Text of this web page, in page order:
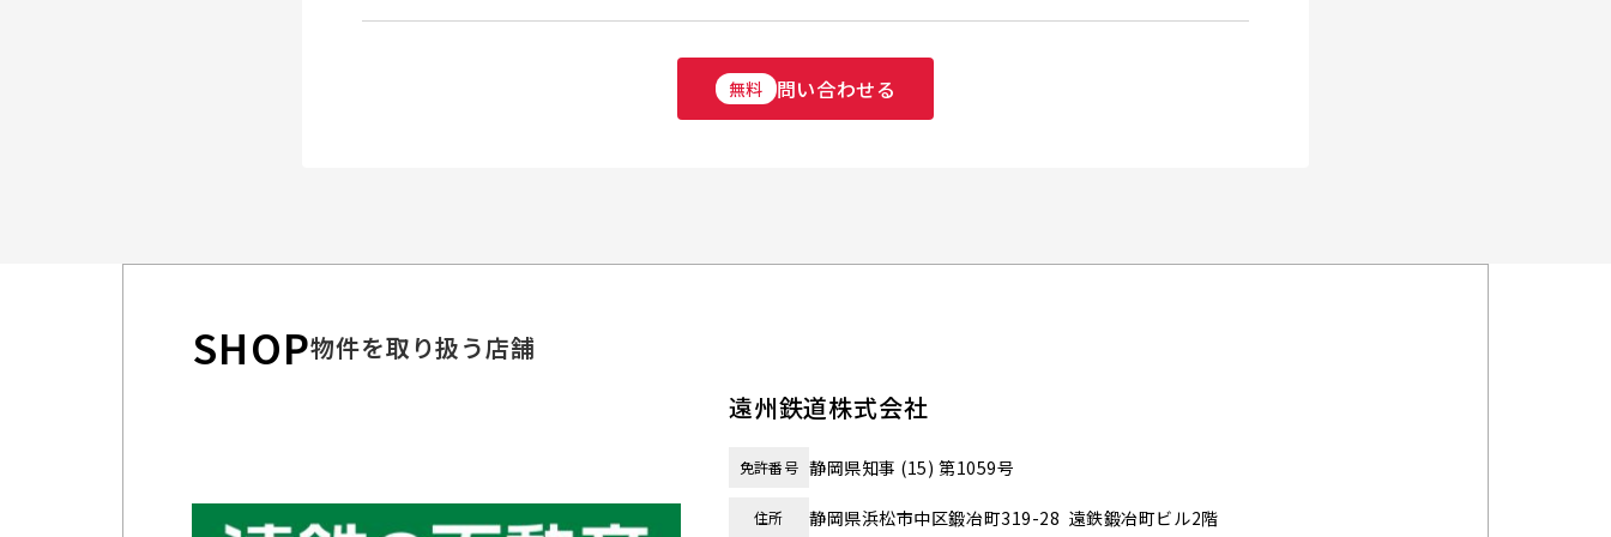
無料 問い合わせる
SHOP物件を取り扱う店舗
遠州鉄道株式会社
免許番号 静岡県知事 (15) 第1059号
住所 静岡県浜松市中区鍛冶町319-28 遠鉄鍛冶町ビル2階